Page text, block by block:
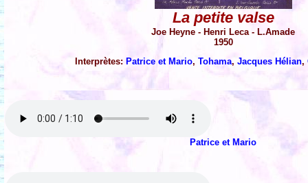
La petite valse
Joe Heyne - Henri Leca - L.Amade
1950
Interprètes: Patrice et Mario,Tohama,Jacques Hélian,
Patrice et Mario